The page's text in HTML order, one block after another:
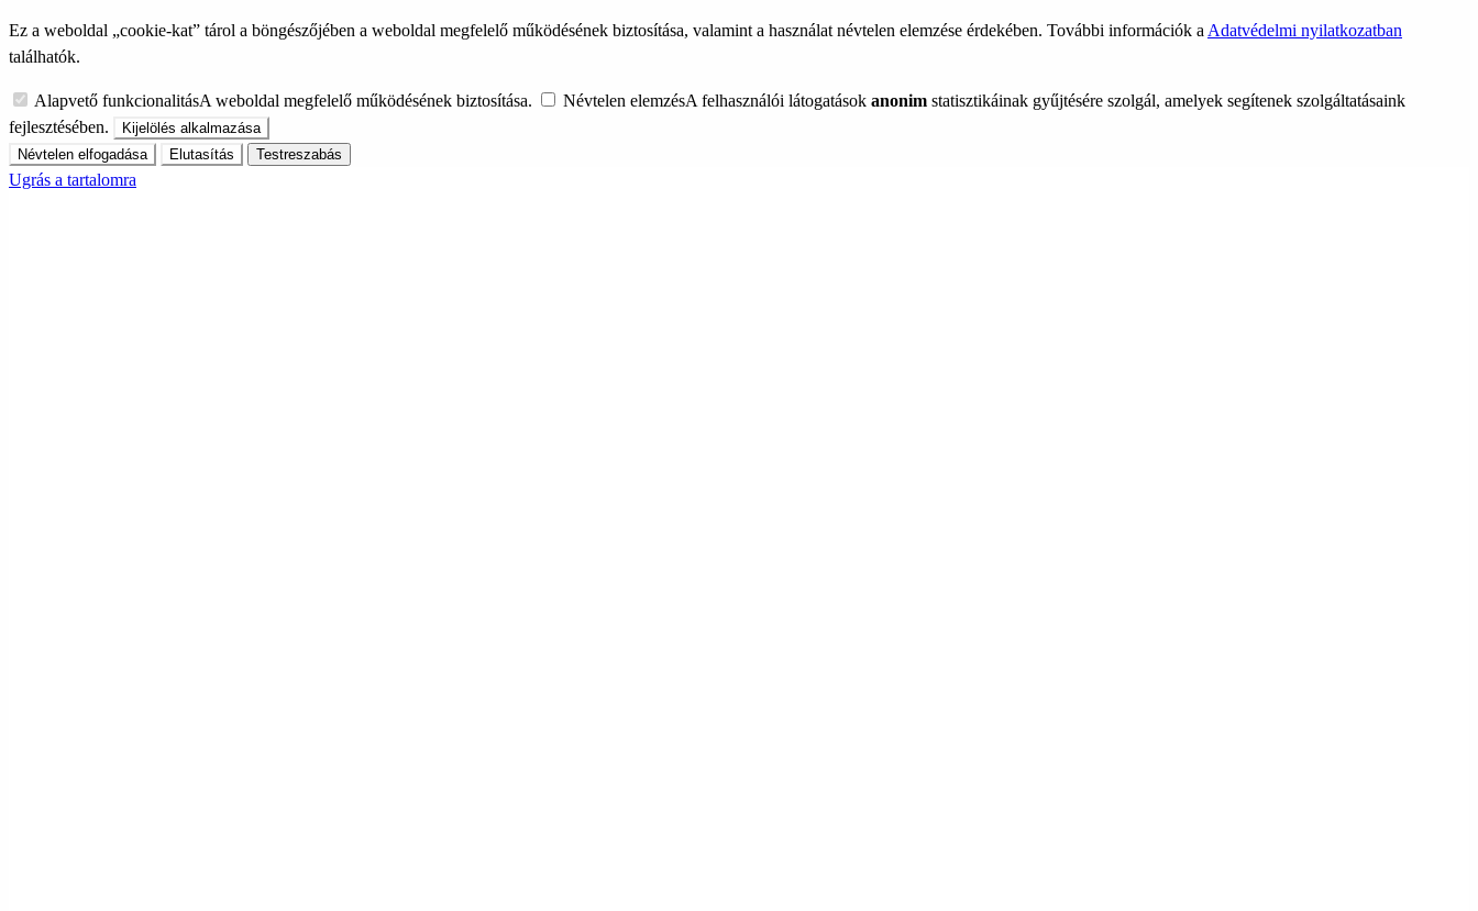
Ez a weboldal „cookie-kat” tárol a böngészőjében a weboldal megfelelő működésének biztosítása, valamint a használat névtelen elemzése érdekében. További információk a Adatvédelmi nyilatkozatban
találhatók.
Alapvető funkcionalitásA weboldal megfelelő működésének biztosítása. Névtelen elemzésA felhasználói látogatások anonim statisztikáinak gyűjtésére szolgál, amelyek segítenek szolgáltatásaink
fejlesztésében.
Kijelölés alkalmazása
Névtelen elfogadása
Elutasítás Testreszabás
Ugrás a tartalomra